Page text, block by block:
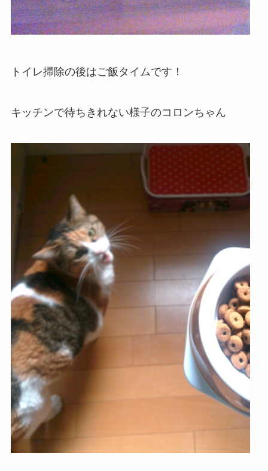
トイレ掃除の後はご飯タイムです！
キッチンで待ちきれない様子のコロンちゃん